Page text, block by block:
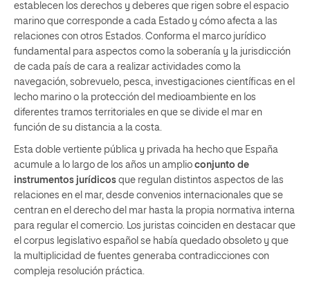
establecen los derechos y deberes que rigen sobre el espacio
marino que corresponde a cada Estado y cómo afecta a las
relaciones con otros Estados. Conforma el marco jurídico
fundamental para aspectos como la soberanía y la jurisdicción
de cada país de cara a realizar actividades como la
navegación, sobrevuelo, pesca, investigaciones científicas en el
lecho marino o la protección del medioambiente en los
diferentes tramos territoriales en que se divide el mar en
función de su distancia a la costa.
Esta doble vertiente pública y privada ha hecho que España
acumule a lo largo de los años un amplio conjunto de
instrumentos jurídicos que regulan distintos aspectos de las
relaciones en el mar, desde convenios internacionales que se
centran en el derecho del mar hasta la propia normativa interna
para regular el comercio. Los juristas coinciden en destacar que
el corpus legislativo español se había quedado obsoleto y que
la multiplicidad de fuentes generaba contradicciones con
compleja resolución práctica.